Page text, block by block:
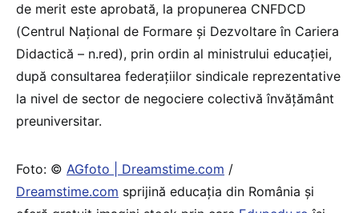
de merit este aprobată, la propunerea CNFDCD
(Centrul Național de Formare și Dezvoltare în Cariera
Didactică – n.red), prin ordin al ministrului educației,
după consultarea federațiilor sindicale reprezentative
la nivel de sector de negociere colectivă învățământ
preuniversitar.
Foto: © AGfoto | Dreamstime.com /
Dreamstime.com sprijină educaţia din România şi